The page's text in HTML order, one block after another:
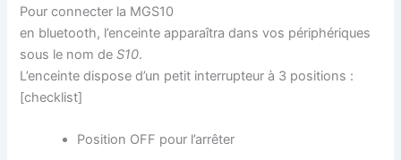
Pour connecter la MGS10
en bluetooth, l’enceinte apparaîtra dans vos périphériques
sous le nom deS10.
L’enceinte dispose d’un petit interrupteur à 3 positions :
[checklist]
Position OFF pour l’arrêter